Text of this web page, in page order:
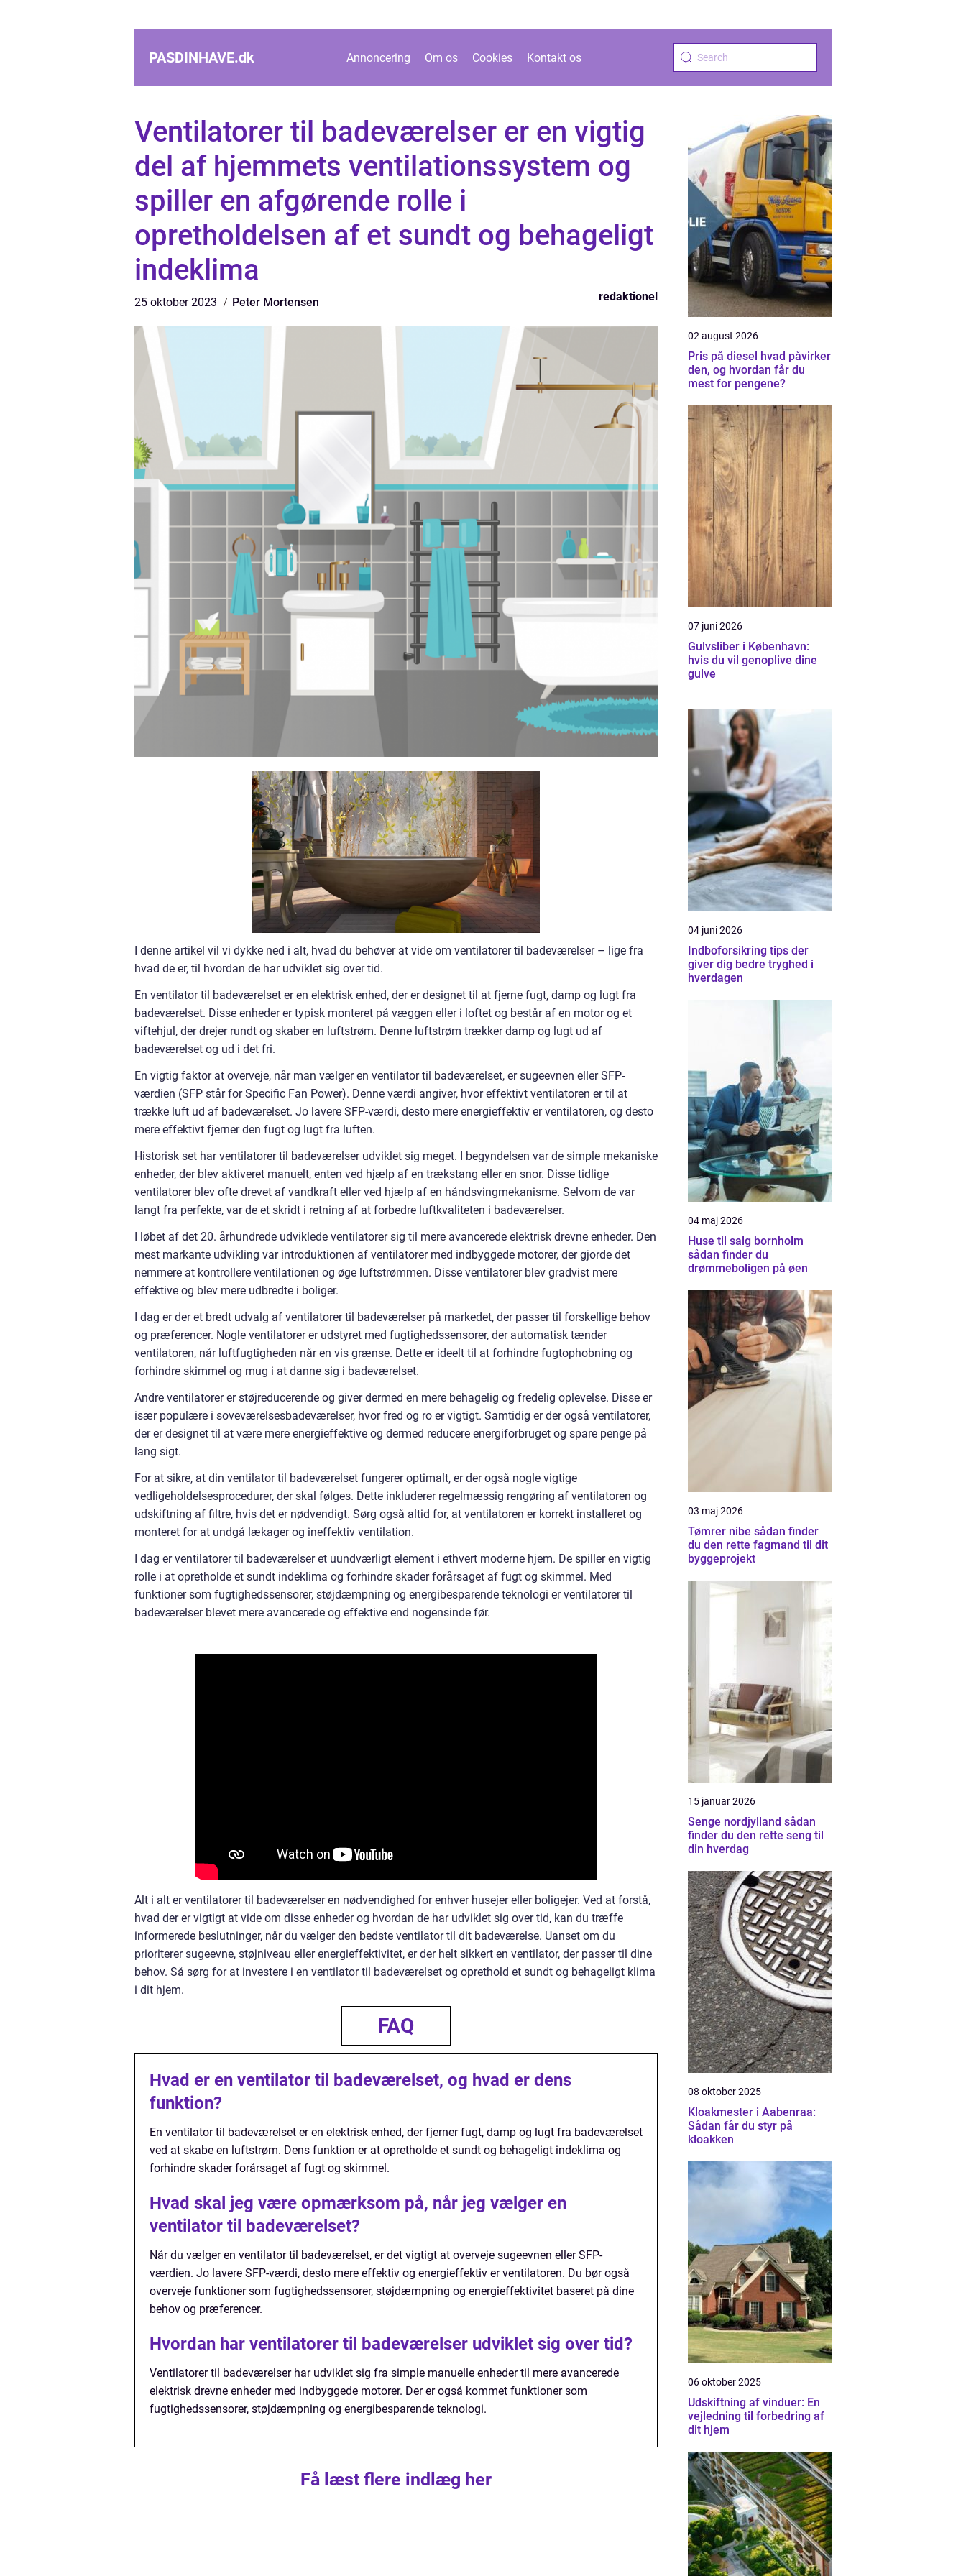
PASDINHAVE.dk Annoncering Om os Cookies Kontakt os
Ventilatorer til badeværelser er en vigtig
del af hjemmets ventilationssystem og
spiller en afgørende rolle i
opretholdelsen af et sundt og behageligt
indeklima
25 oktober 2023 Peter Mortensen redaktionel
I denne artikel vil vi dykke ned i alt, hvad du behøver at vide om ventilatorer til badeværelser – lige fra
hvad de er, til hvordan de har udviklet sig over tid.
En ventilator til badeværelset er en elektrisk enhed, der er designet til at fjerne fugt, damp og lugt fra
badeværelset. Disse enheder er typisk monteret på væggen eller i loftet og består af en motor og et
viftehjul, der drejer rundt og skaber en luftstrøm. Denne luftstrøm trækker damp og lugt ud af
badeværelset og ud i det fri.
En vigtig faktor at overveje, når man vælger en ventilator til badeværelset, er sugeevnen eller SFP-
værdien (SFP står for Specific Fan Power). Denne værdi angiver, hvor effektivt ventilatoren er til at
trække luft ud af badeværelset. Jo lavere SFP-værdi, desto mere energieffektiv er ventilatoren, og desto
mere effektivt fjerner den fugt og lugt fra luften.
Historisk set har ventilatorer til badeværelser udviklet sig meget. I begyndelsen var de simple mekaniske
enheder, der blev aktiveret manuelt, enten ved hjælp af en trækstang eller en snor. Disse tidlige
ventilatorer blev ofte drevet af vandkraft eller ved hjælp af en håndsvingmekanisme. Selvom de var
langt fra perfekte, var de et skridt i retning af at forbedre luftkvaliteten i badeværelser.
I løbet af det 20. århundrede udviklede ventilatorer sig til mere avancerede elektrisk drevne enheder. Den
mest markante udvikling var introduktionen af ventilatorer med indbyggede motorer, der gjorde det
nemmere at kontrollere ventilationen og øge luftstrømmen. Disse ventilatorer blev gradvist mere
effektive og blev mere udbredte i boliger.
I dag er der et bredt udvalg af ventilatorer til badeværelser på markedet, der passer til forskellige behov
og præferencer. Nogle ventilatorer er udstyret med fugtighedssensorer, der automatisk tænder
ventilatoren, når luftfugtigheden når en vis grænse. Dette er ideelt til at forhindre fugtophobning og
forhindre skimmel og mug i at danne sig i badeværelset.
Andre ventilatorer er støjreducerende og giver dermed en mere behagelig og fredelig oplevelse. Disse er
især populære i soveværelsesbadeværelser, hvor fred og ro er vigtigt. Samtidig er der også ventilatorer,
der er designet til at være mere energieffektive og dermed reducere energiforbruget og spare penge på
lang sigt.
For at sikre, at din ventilator til badeværelset fungerer optimalt, er der også nogle vigtige
vedligeholdelsesprocedurer, der skal følges. Dette inkluderer regelmæssig rengøring af ventilatoren og
udskiftning af filtre, hvis det er nødvendigt. Sørg også altid for, at ventilatoren er korrekt installeret og
monteret for at undgå lækager og ineffektiv ventilation.
I dag er ventilatorer til badeværelser et uundværligt element i ethvert moderne hjem. De spiller en vigtig
rolle i at opretholde et sundt indeklima og forhindre skader forårsaget af fugt og skimmel. Med
funktioner som fugtighedssensorer, støjdæmpning og energibesparende teknologi er ventilatorer til
badeværelser blevet mere avancerede og effektive end nogensinde før.
Alt i alt er ventilatorer til badeværelser en nødvendighed for enhver husejer eller boligejer. Ved at forstå,
hvad der er vigtigt at vide om disse enheder og hvordan de har udviklet sig over tid, kan du træffe
informerede beslutninger, når du vælger den bedste ventilator til dit badeværelse. Uanset om du
prioriterer sugeevne, støjniveau eller energieffektivitet, er der helt sikkert en ventilator, der passer til dine
behov. Så sørg for at investere i en ventilator til badeværelset og oprethold et sundt og behageligt klima
i dit hjem.
FAQ
Hvad er en ventilator til badeværelset, og hvad er dens
funktion?
En ventilator til badeværelset er en elektrisk enhed, der fjerner fugt, damp og lugt fra badeværelset
ved at skabe en luftstrøm. Dens funktion er at opretholde et sundt og behageligt indeklima og
forhindre skader forårsaget af fugt og skimmel.
Hvad skal jeg være opmærksom på, når jeg vælger en
ventilator til badeværelset?
Når du vælger en ventilator til badeværelset, er det vigtigt at overveje sugeevnen eller SFP-
værdien. Jo lavere SFP-værdi, desto mere effektiv og energieffektiv er ventilatoren. Du bør også
overveje funktioner som fugtighedssensorer, støjdæmpning og energieffektivitet baseret på dine
behov og præferencer.
Hvordan har ventilatorer til badeværelser udviklet sig over tid?
Ventilatorer til badeværelser har udviklet sig fra simple manuelle enheder til mere avancerede
elektrisk drevne enheder med indbyggede motorer. Der er også kommet funktioner som
fugtighedssensorer, støjdæmpning og energibesparende teknologi.
Få læst flere indlæg her
02 august 2026
Pris på diesel hvad påvirker
den, og hvordan får du
mest for pengene?
07 juni 2026
Gulvsliber i København:
hvis du vil genoplive dine
gulve
04 juni 2026
Indboforsikring tips der
giver dig bedre tryghed i
hverdagen
04 maj 2026
Huse til salg bornholm
sådan finder du
drømmeboligen på øen
03 maj 2026
Tømrer nibe sådan finder
du den rette fagmand til dit
byggeprojekt
15 januar 2026
Senge nordjylland sådan
finder du den rette seng til
din hverdag
08 oktober 2025
Kloakmester i Aabenraa:
Sådan får du styr på
kloakken
06 oktober 2025
Udskiftning af vinduer: En
vejledning til forbedring af
dit hjem